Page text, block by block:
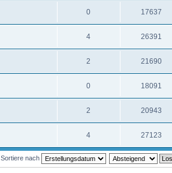
0 17637
4 26391
2 21690
0 18091
2 20943
4 27123
Sortiere nach